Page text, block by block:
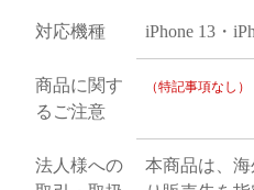
対応機種 iPhone 13・
商品に関す
るご注意
（特記事項なし）
法人様への
本商品は、